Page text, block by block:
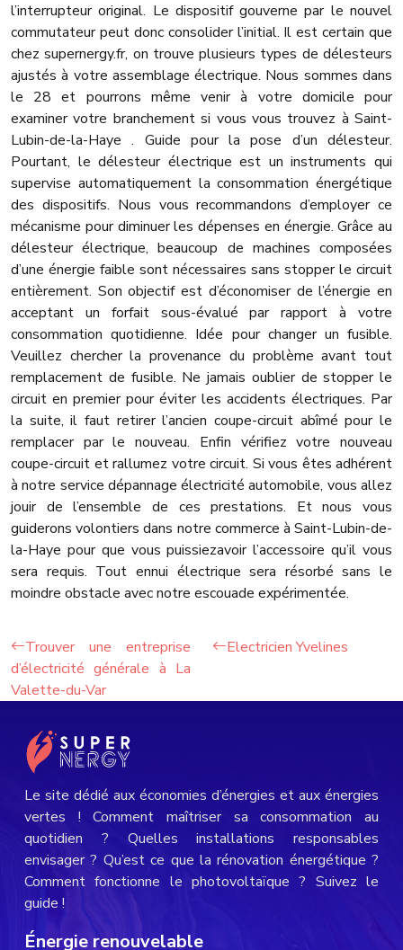
l’interrupteur original. Le dispositif gouverne par le nouvel
commutateur peut donc consolider l’initial. Il est certain que
chez supernergy.fr, on trouve plusieurs types de délesteurs
ajustés à votre assemblage électrique. Nous sommes dans
le 28 et pourrons même venir à votre domicile pour
examiner votre branchement si vous vous trouvez à Saint-
Lubin-de-la-Haye . Guide pour la pose d’un délesteur.
Pourtant, le délesteur électrique est un instruments qui
supervise automatiquement la consommation énergétique
des dispositifs. Nous vous recommandons d’employer ce
mécanisme pour diminuer les dépenses en énergie. Grâce au
délesteur électrique, beaucoup de machines composées
d’une énergie faible sont nécessaires sans stopper le circuit
entièrement. Son objectif est d’économiser de l’énergie en
acceptant un forfait sous-évalué par rapport à votre
consommation quotidienne. Idée pour changer un fusible.
Veuillez chercher la provenance du problème avant tout
remplacement de fusible. Ne jamais oublier de stopper le
circuit en premier pour éviter les accidents électriques. Par
la suite, il faut retirer l’ancien coupe-circuit abîmé pour le
remplacer par le nouveau. Enfin vérifiez votre nouveau
coupe-circuit et rallumez votre circuit. Si vous êtes adhérent
à notre service dépannage électricité automobile, vous allez
jouir de l’ensemble de ces prestations. Et nous vous
guiderons volontiers dans notre commerce à Saint-Lubin-de-
la-Haye pour que vous puissiezavoir l’accessoire qu’il vous
sera requis. Tout ennui électrique sera résorbé sans le
moindre obstacle avec notre escouade expérimentée.
Trouver une entreprise
d’électricité générale à La
Valette-du-Var
Electricien Yvelines
Le site dédié aux économies d’énergies et aux énergies
vertes ! Comment maîtriser sa consommation au
quotidien ? Quelles installations responsables
envisager ? Qu’est ce que la rénovation énergétique ?
Comment fonctionne le photovoltaïque ? Suivez le
guide !
Énergie renouvelable